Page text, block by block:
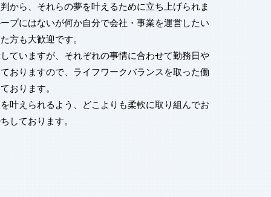
から、それらの夢を叶えるために立ち上げられま
プにはないが何か自分で会社・事業を運営したい
方も大歓迎です。
ていますが、それぞれの事情に合わせて勤務日や
おりますので、ライフワークバランスを取った働
おります。
叶えられるよう、どこよりも柔軟に取り組んでお
しております。